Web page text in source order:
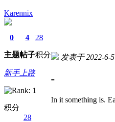
Karennix
0
主题
4
帖子
28
积分
新手上路
积分
28
发表于 2022-6-
-
In it something is.